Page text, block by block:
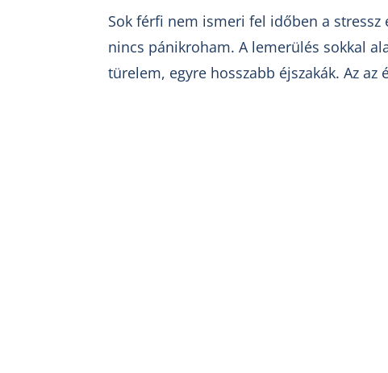
Sok férfi nem ismeri fel időben a
nincs pánikroham. A lemerülés sokkal
türelem, egyre hosszabb éjszakák. Az